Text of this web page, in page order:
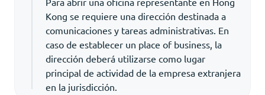
Kong se requiere una dirección destinada a
comunicaciones y tareas administrativas. En
caso de establecer un place of business, la
dirección deberá utilizarse como lugar
principal de actividad de la empresa extranjera
en la jurisdicción.